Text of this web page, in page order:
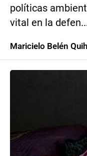
políticas
vital en la
Maricielo Belén